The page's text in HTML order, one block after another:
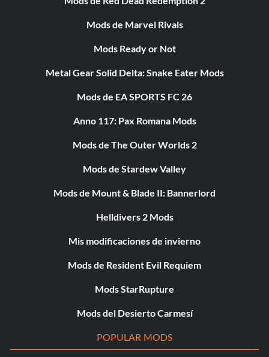
Mods de Marvel Rivals
Mods Ready or Not
Metal Gear Solid Delta: Snake Eater Mods
Mods de EA SPORTS FC 26
Anno 117: Pax Romana Mods
Mods de The Outer Worlds 2
Mods de Stardew Valley
Mods de Mount & Blade II: Bannerlord
Helldivers 2 Mods
Mis modificaciones de invierno
Mods de Resident Evil Requiem
Mods StarRupture
Mods del Desierto Carmesí
POPULAR MODS